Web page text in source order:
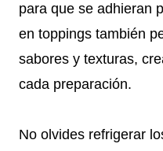
para que se adhieran
en toppings también
sabores y texturas,
cada preparación.
No olvides refrigerar